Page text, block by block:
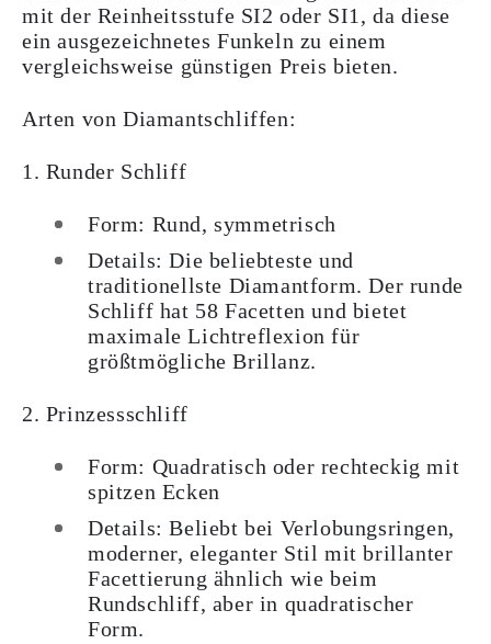
mit der Reinheitsstufe SI2 oder SI1, da diese
ein ausgezeichnetes Funkeln zu einem
vergleichsweise günstigen Preis bieten.
Arten von Diamantschliffen:
1. Runder Schliff
Form: Rund, symmetrisch
Details: Die beliebteste und
traditionellste Diamantform. Der runde
Schliff hat 58 Facetten und bietet
maximale Lichtreflexion für
größtmögliche Brillanz.
2. Prinzessschliff
Form: Quadratisch oder rechteckig mit
spitzen Ecken
Details: Beliebt bei Verlobungsringen,
moderner, eleganter Stil mit brillanter
Facettierung ähnlich wie beim
Rundschliff, aber in quadratischer
Form.